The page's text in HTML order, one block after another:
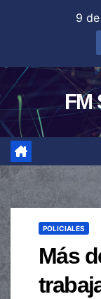
9
FM
POLICIALES
Más